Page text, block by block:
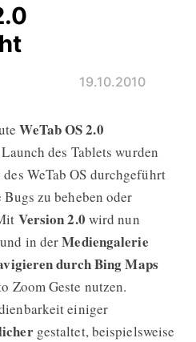
19.10.2010
WeTab OS 2.0
des Tablets wurden
des WeTab OS durchgeführt
zu beheben oder
Version 2.0 wird nun
und in derMediengalerie
durch Bing Maps
Zoom Geste nutzen.
einiger
gestaltet, beispielsweise